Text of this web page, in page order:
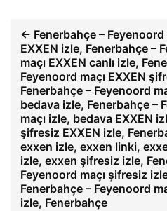
← Fenerbahçe – Feyenoord
EXXEN izle, Fenerbahçe –
maçı EXXEN canlı izle,
Feyenoord maçı EXXEN
Fenerbahçe – Feyenoord
bedava izle, Fenerbahçe –
maçı izle, bedava EXXEN
şifresiz EXXEN izle,
exxen izle, exxen linki,
izle, exxen şifresiz izle,
Feyenoord maçı şifresiz
Fenerbahçe – Feyenoord
izle, Fenerbahçe